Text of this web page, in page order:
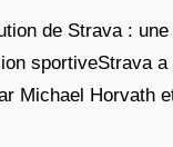
de Strava :
sportiveStrava
Michael Horvath